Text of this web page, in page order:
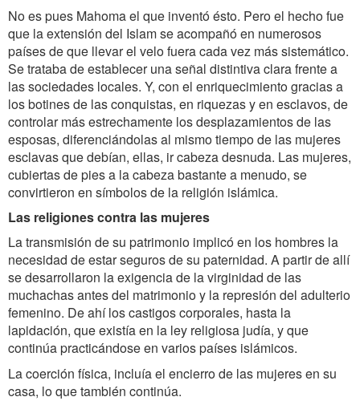
No es pues Mahoma el que inventó ésto. Pero el hecho fue
que la extensión del Islam se acompañó en numerosos
países de que llevar el velo fuera cada vez más sistemático.
Se trataba de establecer una señal distintiva clara frente a
las sociedades locales. Y, con el enriquecimiento gracias a
los botines de las conquistas, en riquezas y en esclavos, de
controlar más estrechamente los desplazamientos de las
esposas, diferenciándolas al mismo tiempo de las mujeres
esclavas que debían, ellas, ir cabeza desnuda. Las mujeres,
cubiertas de pies a la cabeza bastante a menudo, se
convirtieron en símbolos de la religión islámica.
Las religiones contra las mujeres
La transmisión de su patrimonio implicó en los hombres la
necesidad de estar seguros de su paternidad. A partir de allí
se desarrollaron la exigencia de la virginidad de las
muchachas antes del matrimonio y la represión del adulterio
femenino. De ahí los castigos corporales, hasta la
lapidación, que existía en la ley religiosa judía, y que
continúa practicándose en varios países islámicos.
La coerción física, incluía el encierro de las mujeres en su
casa, lo que también continúa.